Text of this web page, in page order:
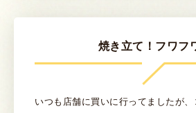
焼き立て！フワフ
いつも店舗に買いに行ってましたが